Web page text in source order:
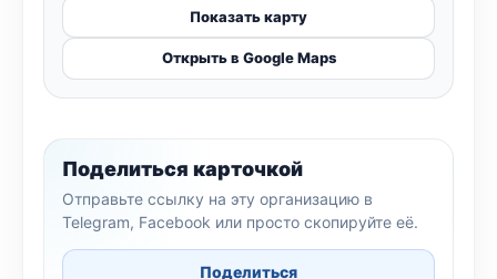
Показать карту
Открыть в Google Maps
Поделиться карточкой
Отправьте ссылку на эту организацию в
Telegram, Facebook или просто скопируйте её.
Поделиться